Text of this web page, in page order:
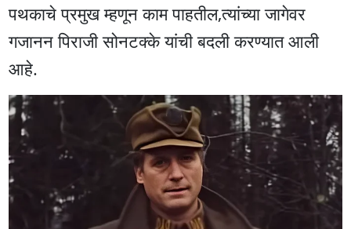
पथकाचे प्रमुख म्हणून काम पाहतील,त्यांच्या जागेवर
गजानन पिराजी सोनटक्के यांची बदली करण्यात आली
आहे.